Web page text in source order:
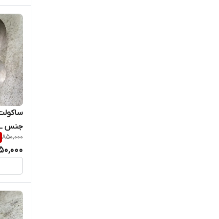
جنس A SA 182/F316 F316L
850,000